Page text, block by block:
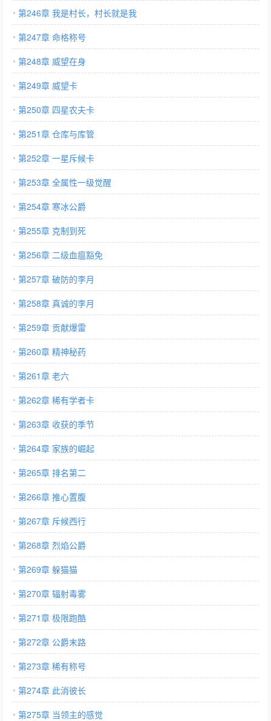
第246章 我是村长，村长就是我
第247章 命格称号
第248章 威望在身
第249章 威望卡
第250章 四星农夫卡
第251章 仓库与库管
第252章 一星斥候卡
第253章 全属性一级觉醒
第254章 寒冰公爵
第255章 克制到死
第256章 二级血瘟豁免
第257章 破防的李月
第258章 真诚的李月
第259章 贡献爆雷
第260章 精神秘药
第261章 老六
第262章 稀有学者卡
第263章 收获的季节
第264章 家族的崛起
第265章 排名第二
第266章 推心置腹
第267章 斥候西行
第268章 烈焰公爵
第269章 躲猫猫
第270章 辐射毒雾
第271章 极限跑酷
第272章 公爵末路
第273章 稀有称号
第274章 此消彼长
第275章 当领主的感觉